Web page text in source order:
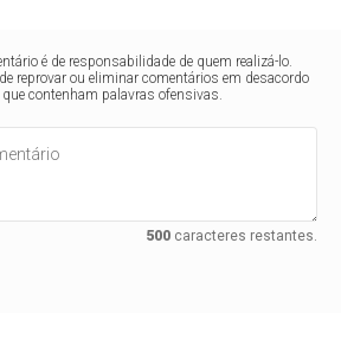
é de responsabilidade de quem realizá-lo.
reprovar ou eliminar comentários em desacordo
contenham palavras ofensivas.
500caracteres restantes.